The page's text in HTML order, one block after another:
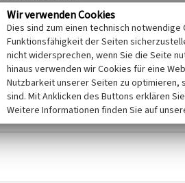
und Ihrer E-Mail-Adresse. Ihre
der Vorschriften des
vertraulich behandelt, beachten Sie bitte
Wir verwenden Cookies
Dies sind zum einen technisch notwendige
Funktionsfähigkeit der Seiten
nicht widersprechen, wenn Sie die Seite
hinaus verwenden wir Cookies für eine
Nutzbarkeit unserer Seiten zu optimieren,
sind. Mit Anklicken des Buttons erklären
Weitere Informationen finden Sie auf